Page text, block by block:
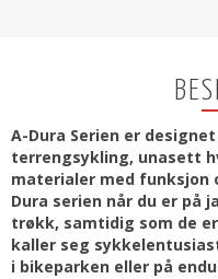
A-Dura Serien er
terrengsykling, unasett
materialer med funksjon
Dura serien når du er på
trøkk, samtidig som de
kaller seg
i bikeparken eller på